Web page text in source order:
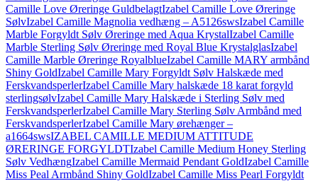
Camille Love Øreringe GuldbelagtIzabel Camille Love Øreringe
SølvIzabel Camille Magnolia vedhæng – A5126swsIzabel Camille
Marble Forgyldt Sølv Øreringe med Aqua KrystalIzabel Camille
Marble Sterling Sølv Øreringe med Royal Blue KrystalglasIzabel
Camille Marble Øreringe RoyalblueIzabel Camille MARY armbånd
Shiny GoldIzabel Camille Mary Forgyldt Sølv Halskæde med
FerskvandsperlerIzabel Camille Mary halskæde 18 karat forgyld
sterlingsølvIzabel Camille Mary Halskæde i Sterling Sølv med
FerskvandsperlerIzabel Camille Mary Sterling Sølv Armbånd med
FerskvandsperlerIzabel Camille Mary ørehænger –
a1664swsIZABEL CAMILLE MEDIUM ATTITUDE
ØRERINGE FORGYLDTIzabel Camille Medium Honey Sterling
Sølv VedhængIzabel Camille Mermaid Pendant GoldIzabel Camille
Miss Peal Armbånd Shiny GoldIzabel Camille Miss Pearl Forgyldt